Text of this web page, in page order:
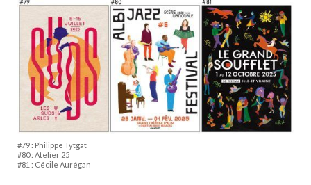
#79 : Philippe Tytgat
#80 : Atelier 25
#81 : Cécile Aurégan